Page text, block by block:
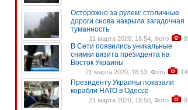
Осторожно за рулем: столичные
дороги снова накрыла загадочная
туманность
21 марта 2020, 18:54, Фото 8
В Сети появились уникальные
снимки визита президента на
Восток Украины
21 марта 2020, 18:53, Фото 14
Президенту Украины показали
корабли НАТО в Одессе
21 марта 2020, 18:50, Фото 9